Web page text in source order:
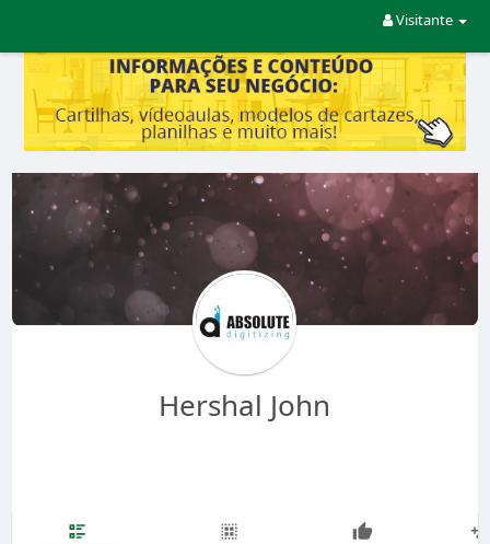
Visitante
Hershal John